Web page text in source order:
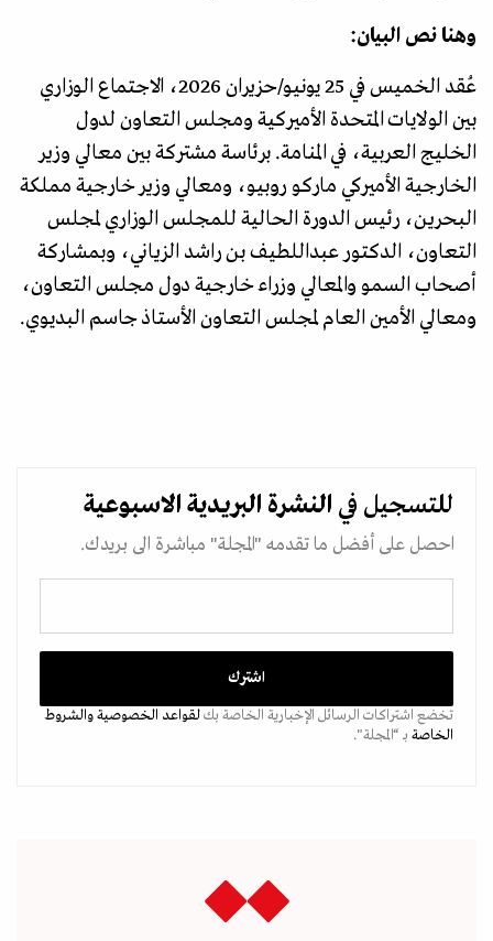
وهنا نص البيان:
عُقد الخميس في 25 يونيو/حزيران 2026، الاجتماع الوزاري
بين الولايات المتحدة الأميركية ومجلس التعاون لدول
الخليج العربية، في المنامة. برئاسة مشتركة بين معالي وزير
الخارجية الأميركي ماركو روبيو، ومعالي وزير خارجية مملكة
البحرين، رئيس الدورة الحالية للمجلس الوزاري لمجلس
التعاون، الدكتور عبداللطيف بن راشد الزياني، وبمشاركة
أصحاب السمو والمعالي وزراء خارجية دول مجلس التعاون،
ومعالي الأمين العام لمجلس التعاون الأستاذ جاسم البديوي.
للتسجيل في النشرة البريدية الاسبوعية
احصل على أفضل ما تقدمه "المجلة" مباشرة الى بريدك.
تخضع اشتراكات الرسائل الإخبارية الخاصة بكلقواعد الخصوصيةوالشروط
الخاصة بـ “المجلة".